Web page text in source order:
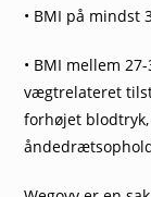
• BMI på mindst
• BMI mellem
vægtrelateret
forhøjet